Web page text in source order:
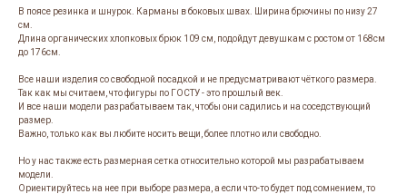
В поясе резинка и шнурок. Карманы в боковых швах. Ширина брючины по низу 27
см.
Длина органических хлопковых брюк 109 см, подойдут девушкам с ростом от 168см
до 176см.
Все наши изделия со свободной посадкой и не предусматривают чёткого размера.
Так как мы считаем, что фигуры по ГОСТУ - это прошлый век.
И все наши модели разрабатываем так, чтобы они садились и на соседствующий
размер.
Важно, только как вы любите носить вещи, более плотно или свободно.
Но у нас также есть размерная сетка относительно которой мы разрабатываем
модели.
Ориентируйтесь на нее при выборе размера, а если что-то будет под сомнением, то